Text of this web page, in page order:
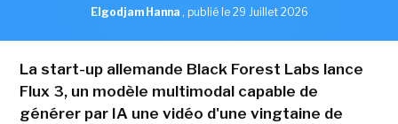
Elgodjam Hanna , publié le 29 Juillet 2026
La start-up allemande Black Forest Labs lance
Flux 3, un modèle multimodal capable de
générer par IA une vidéo d'une vingtaine de